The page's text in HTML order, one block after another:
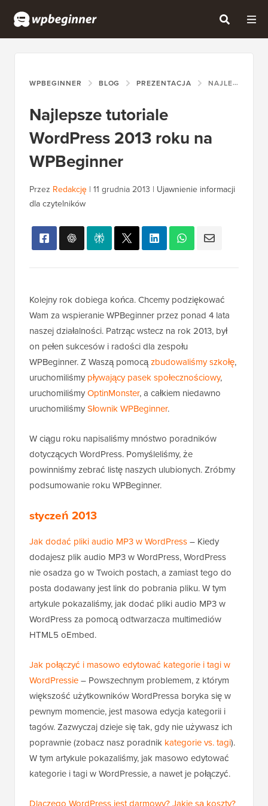
WPBEGINNER BLOG PREZENTACJA NAJLEPSZE TUTORIALE WORDPRESS 2013 ROKU NA WPBEGINNER
Najlepsze tutoriale
WordPress 2013 roku na
WPBeginner
Przez Redakcję | 11 grudnia 2013 | Ujawnienie informacji
dla czytelników
Kolejny rok dobiega końca. Chcemy podziękować
Wam za wspieranie WPBeginner przez ponad 4 lata
naszej działalności. Patrząc wstecz na rok 2013, był
on pełen sukcesów i radości dla zespołu
WPBeginner. Z Waszą pomocązbudowaliśmy szkołę,
uruchomiliśmy pływający pasek społecznościowy,
uruchomiliśmyOptinMonster, a całkiem niedawno
uruchomiliśmySłownik WPBeginner.
W ciągu roku napisaliśmy mnóstwo poradników
dotyczących WordPress. Pomyśleliśmy, że
powinniśmy zebrać listę naszych ulubionych. Zróbmy
podsumowanie roku WPBeginner.
styczeń 2013
Jak dodać pliki audio MP3 w WordPress– Kiedy
dodajesz plik audio MP3 w WordPress, WordPress
nie osadza go w Twoich postach, a zamiast tego do
posta dodawany jest link do pobrania pliku. W tym
artykule pokazaliśmy, jak dodać pliki audio MP3 w
WordPress za pomocą odtwarzacza multimediów
HTML5 oEmbed.
Jak połączyć i masowo edytować kategorie i tagi w
WordPressie– Powszechnym problemem, z którym
większość użytkowników WordPressa boryka się w
pewnym momencie, jest masowa edycja kategorii i
tagów. Zazwyczaj dzieje się tak, gdy nie używasz ich
poprawnie (zobacz nasz poradnik kategorie vs. tagi).
W tym artykule pokazaliśmy, jak masowo edytować
kategorie i tagi w WordPressie, a nawet je połączyć.